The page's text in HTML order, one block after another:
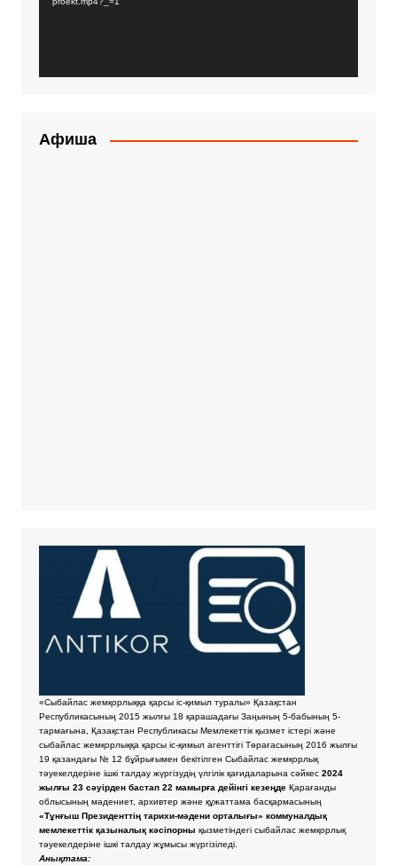
Афиша
«Сыбайлас жемқорлыққа қарсы іс-қимыл туралы» Қазақстан
Республикасының 2015 жылғы 18 қарашадағы Заңының 5-бабының 5-
тармағына, Қазақстан Республикасы Мемлекеттік қызмет істері және
сыбайлас жемқорлыққа қарсы іс-қимыл агенттігі Төрағасының 2016 жылғы
19 қазандағы № 12 бұйрығымен бекітілген Сыбайлас жемқорлық
тәуекелдеріне ішкі талдау жүргізудің үлгілік қағидаларына сәйкес2024
жылғы 23 сәуірден бастап 22 мамырға дейінгі кезеңде Қарағанды
облысының мәдениет, архивтер және құжаттама басқармасының
«Тұнғыш Президенттің тарихи-мәдени орталығы» коммуналдық
мемлекеттік қазыналық кәсіпорны қызметіндегі сыбайлас жемқорлық
тәуекелдеріне ішкі талдау жұмысы жүргізіледі.
Анықтама: